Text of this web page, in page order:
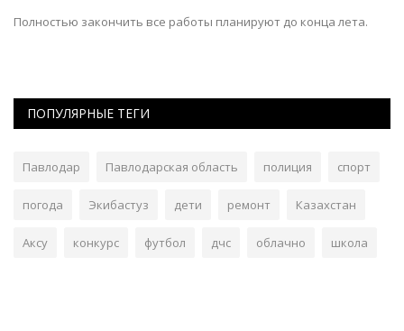
Полностью закончить все работы планируют до конца лета.
ПОПУЛЯРНЫЕ ТЕГИ
Павлодар Павлодарская область полиция спорт
погода Экибастуз дети ремонт Казахстан
Аксу конкурс футбол дчс облачно школа